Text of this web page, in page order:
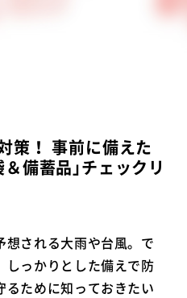
策！ 事前に備えた
備蓄品｣チェックリ
される大雨や台風。で
しっかりとした備えで防
ために知っておきたい